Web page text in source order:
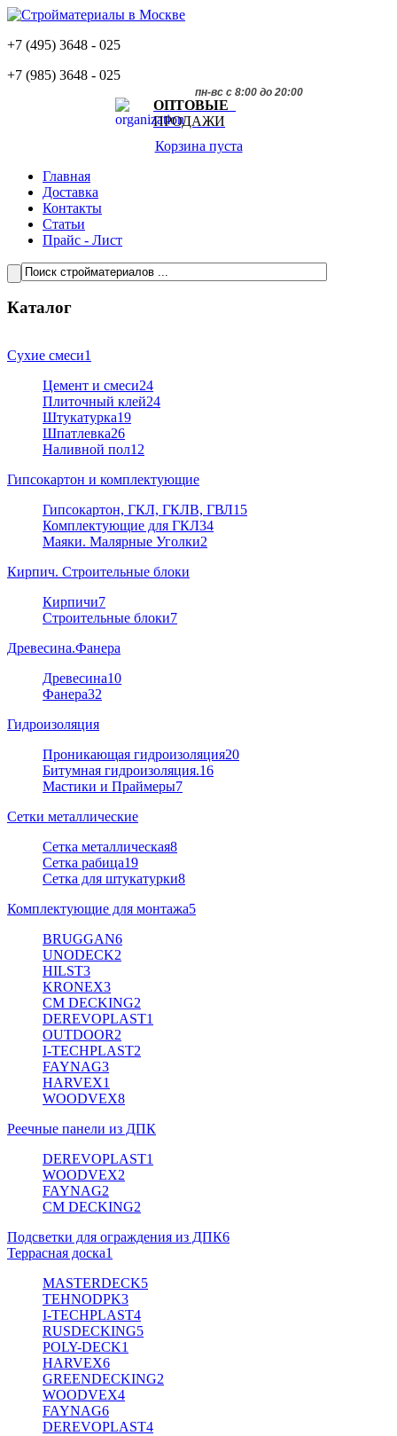
+7 (495) 3648 - 025
+7 (985) 3648 - 025
пн-вс с 8:00 до 20:00
ОПТОВЫЕ
ПРОДАЖИ
Корзина пуста
Главная
Доставка
Контакты
Статьи
Прайс - Лист
Каталог
Сухие смеси1
Цемент и смеси24
Плиточный клей24
Штукатурка19
Шпатлевка26
Наливной пол12
Гипсокартон и комплектующие
Гипсокартон, ГКЛ, ГКЛВ, ГВЛ15
Комплектующие для ГКЛ34
Маяки. Малярные Уголки2
Кирпич. Строительные блоки
Кирпичи7
Строительные блоки7
Древесина.Фанера
Древесина10
Фанера32
Гидроизоляция
Проникающая гидроизоляция20
Битумная гидроизоляция.16
Мастики и Праймеры7
Сетки металлические
Сетка металлическая8
Сетка рабица19
Сетка для штукатурки8
Комплектующие для монтажа5
BRUGGAN6
UNODECK2
HILST3
KRONEX3
CM DECKING2
DEREVOPLAST1
OUTDOOR2
I-TECHPLAST2
FAYNAG3
HARVEX1
WOODVEX8
Реечные панели из ДПК
DEREVOPLAST1
WOODVEX2
FAYNAG2
CM DECKING2
Подсветки для ограждения из ДПК6
Террасная доска1
MASTERDECK5
TEHNODPK3
I-TECHPLAST4
RUSDECKING5
POLY-DECK1
HARVEX6
GREENDECKING2
WOODVEX4
FAYNAG6
DEREVOPLAST4